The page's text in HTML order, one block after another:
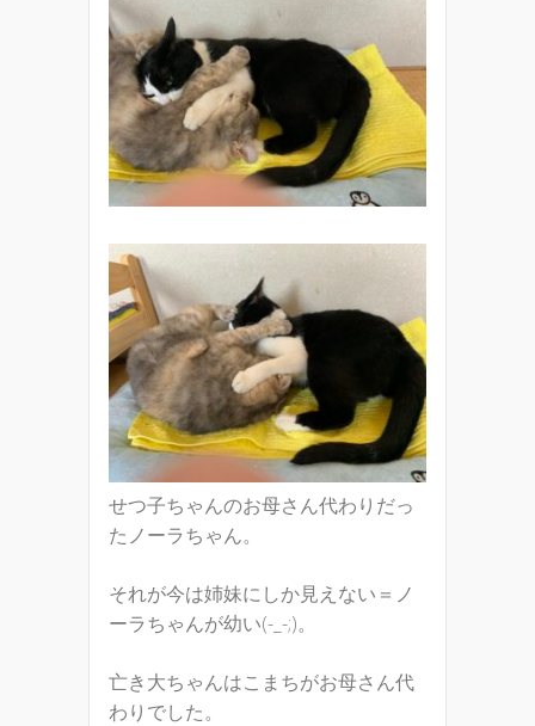
せつ子ちゃんのお母さん代わりだっ
たノーラちゃん。
それが今は姉妹にしか見えない＝ノ
ーラちゃんが幼い(-_-;)。
亡き大ちゃんはこまちがお母さん代
わりでした。